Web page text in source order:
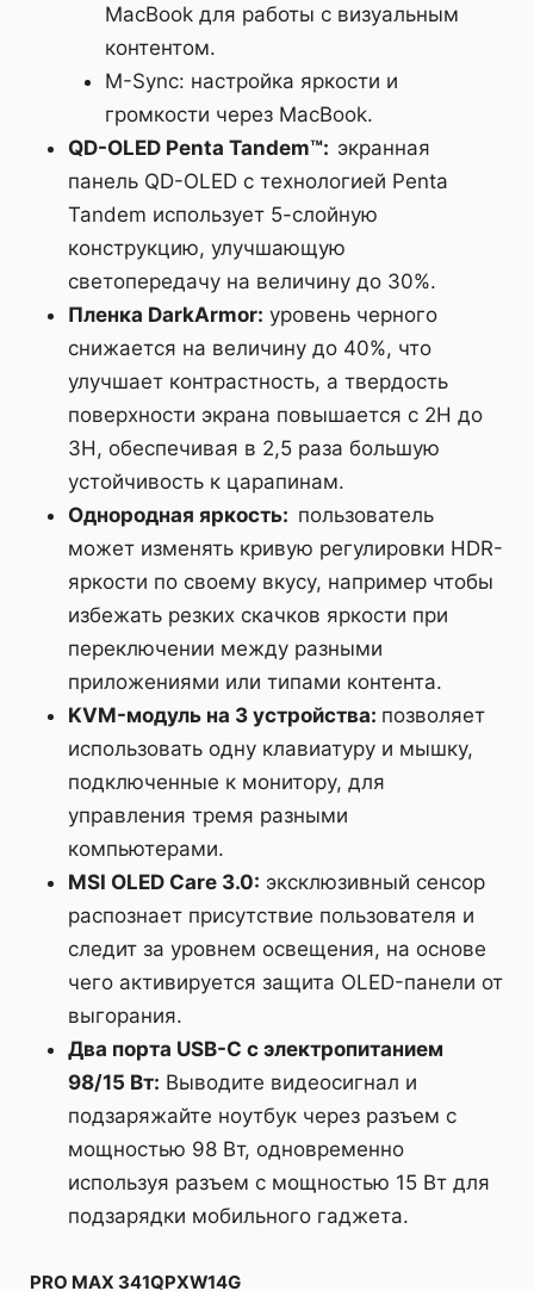
MacBook для работы с визуальным
контентом.
M-Sync: настройка яркости и
громкости через MacBook.
QD-OLED Penta Tandem™: экранная
панель QD-OLED с технологией Penta
Tandem использует 5-слойную
конструкцию, улучшающую
светопередачу на величину до 30%.
Пленка DarkArmor: уровень черного
снижается на величину до 40%, что
улучшает контрастность, а твердость
поверхности экрана повышается с 2H до
3H, обеспечивая в 2,5 раза большую
устойчивость к царапинам.
Однородная яркость: пользователь
может изменять кривую регулировки HDR-
яркости по своему вкусу, например чтобы
избежать резких скачков яркости при
переключении между разными
приложениями или типами контента.
KVM-модуль на 3 устройства: позволяет
использовать одну клавиатуру и мышку,
подключенные к монитору, для
управления тремя разными
компьютерами.
MSI OLED Care 3.0: эксклюзивный сенсор
распознает присутствие пользователя и
следит за уровнем освещения, на основе
чего активируется защита OLED-панели от
выгорания.
Два порта USB-C с электропитанием
98/15 Вт: Выводите видеосигнал и
подзаряжайте ноутбук через разъем с
мощностью 98 Вт, одновременно
используя разъем с мощностью 15 Вт для
подзарядки мобильного гаджета.
PRO MAX 341QPXW14G